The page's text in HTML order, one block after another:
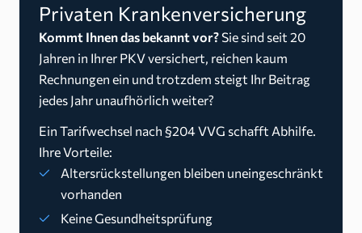
Privaten Krankenversicherung
Kommt Ihnen das bekannt vor? Sie sind seit 20
Jahren in Ihrer PKV versichert, reichen kaum
Rechnungen ein und trotzdem steigt Ihr Beitrag
jedes Jahr unaufhörlich weiter?
Ein Tarifwechsel nach §204 VVG schafft Abhilfe.
Ihre Vorteile:
Altersrückstellungen bleiben uneingeschränkt
vorhanden
Keine Gesundheitsprüfung